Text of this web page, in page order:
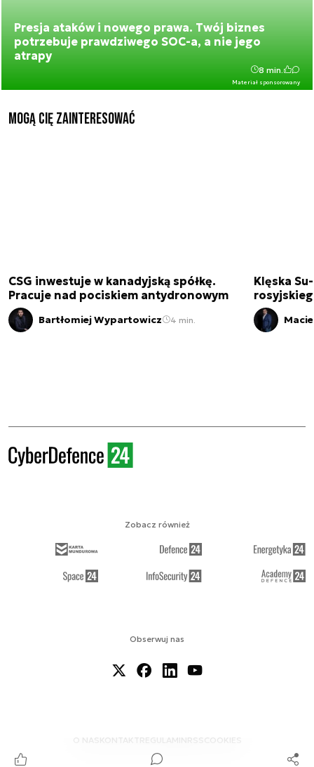
Presja ataków i nowego prawa. Twój biznes
potrzebuje prawdziwego SOC-a, a nie jego
atrapy
Materiał sponsorowany
8 min.
Mogą Cię zainteresować
CSG inwestuje w kanadyjską spółkę.
Pracuje nad pociskiem antydronowym
Bartłomiej Wypartowicz 4 min.
Klęska
Obserwuj nas
O NAS KONTAKTREGULAMINRSS COOKIES
Zobacz również